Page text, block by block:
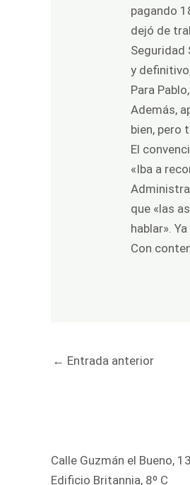
pagando
dejó de
Seguridad
y
Para
Además,
bien, pero
El
«Iba a
que «las
hablar».
Con
← Entrada anterior
Calle Guzmán el Bueno,
Edificio Britannia, 8º C